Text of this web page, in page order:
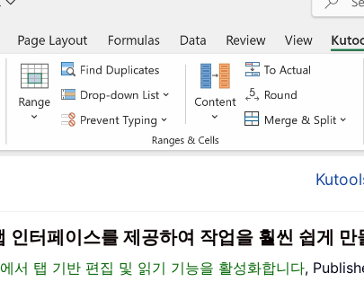
인터페이스를 제공하여 작업을 훨씬 쉽게 만
서 탭 기반 편집 및 읽기 기능을 활성화합니다,